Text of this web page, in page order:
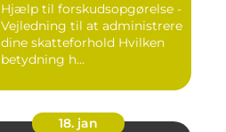
skatteforpligtelse
Hjælp til forskudsopgørelse -
Vejledning til at administrere
dine skatteforhold Hvilken
betydning h...
18. jan